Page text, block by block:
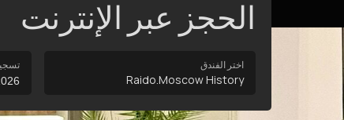
الحجز عبر الإنترنت
اختر الفندق
Raido.Moscow History